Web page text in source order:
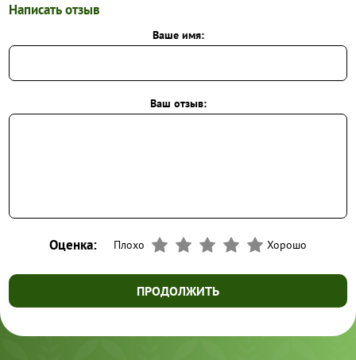
Написать отзыв
Ваше имя:
Ваш отзыв:
Оценка: Плохо Хорошо
ПРОДОЛЖИТЬ